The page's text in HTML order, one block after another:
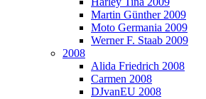
Martin Günther 2009
Moto Germania 2009
Werner F. Staab 2009
2008
Alida Friedrich 2008
Carmen 2008
DJvanEU 2008